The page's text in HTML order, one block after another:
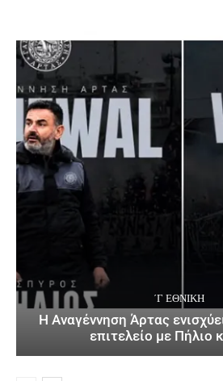
΄Γ ΕΘΝΙΚΉ
Η Αναγέννηση Άρτας
επιτελείο με Πήλιο